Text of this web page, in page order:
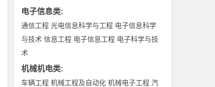
电子信息类:
通信工程 光电信息科学与工程 电子信息科学
与技术 信息工程 电子信息工程 电子科学与技
术
机械机电类:
车辆工程 机械工程及自动化 机械电子工程 汽